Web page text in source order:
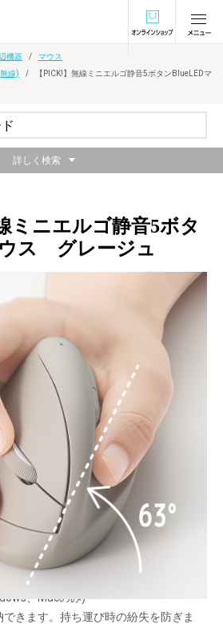
オンラインショ
機器
マウス
線)
【PICK!】無線ミニエルゴ静音5ボタンBlueLEDマ
ミニエルゴ静音5ボタ
ス グレージュ
エルゴマウス。
周囲を気にせず操作に集中できます。
トをパスしたタフスイッチを採用。
センサーを搭載。
でWeb操作快適。
」ボタンは割り当て変更ソフトDigio2
、Macのみ)
きます。持ち運び時の紛失を防ぎま
詳しく検索